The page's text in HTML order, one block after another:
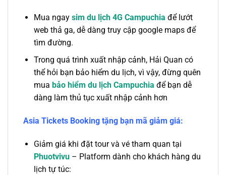
Mua ngay sim du lịch 4G Campuchia để lướt
web thả ga, dễ dàng truy cập google maps để
tìm đường.
Trong quá trình xuất nhập cảnh, Hải Quan có
thể hỏi bạn bảo hiểm du lịch, vì vậy, đừng quên
mua bảo hiểm du lịch Campuchia để bạn dễ
dàng làm thủ tục xuất nhập cảnh hơn
Asia Tickets Booking tặng bạn mã giảm giá:
Giảm giá khi đặt tour và vé tham quan tại
Phuotvivu – Platform dành cho khách hàng du
lịch tự túc: